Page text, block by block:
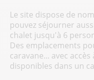
Le site dispose de
pouvez séjourner
chalet jusqu'à 6
Des emplacements
caravane... avec
disponibles dans un